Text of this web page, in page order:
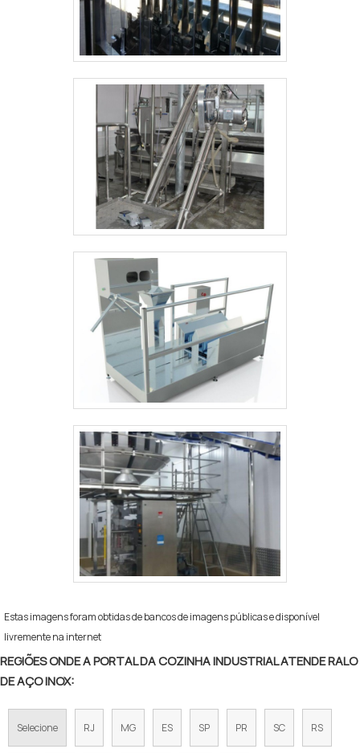
Estas imagens foram obtidas de bancos de imagens públicas e disponível
livremente na internet
REGIÕES ONDE A PORTAL DA COZINHA INDUSTRIAL ATENDE RALO
DE AÇO INOX:
Selecione RJ MG ES SP PR SC RS